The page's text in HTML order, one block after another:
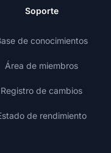
Soporte
de conocimientos
Área de miembros
Registro de cambios
de rendimiento